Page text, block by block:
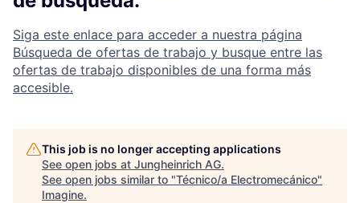
Siga este enlace para acceder a nuestra página
Búsqueda de ofertas de trabajo y busque entre las
ofertas de trabajo disponibles de una forma más
accesible.
This job is no longer accepting applications
See open jobs at Jungheinrich AG.
See open jobs similar to "Técnico/a Electromecánico"
Imagine.